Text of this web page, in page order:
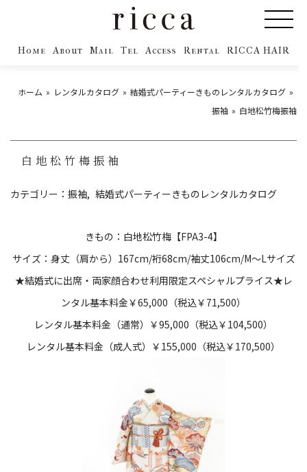
Home About Mail Tel Access Rental RICCA HAIR
ホーム レンタルカタログ
結婚式パーティーきものレンタルカタログ
振袖
白地松竹梅振袖
白地松竹梅振袖
カテゴリー： 振袖 結婚式パーティーきものレンタルカタログ
きもの：白地松竹梅【FPA3-4】
サイズ：身丈（肩から） 167cm/裄68cm/袖丈106cm/M～Lサイズ
★結婚式に出席・両家顔合わせ利用限定スペシャルプライス★レ
ンタル基本料金￥65,000（税込￥71,500）
レンタル基本料金（通常）￥95,000（税込￥104,500）
レンタル基本料金（成人式）￥155,000（税込￥ 170,500）